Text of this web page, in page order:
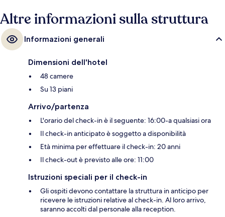
Altre informazioni sulla struttura
Informazioni generali
Dimensioni dell'hotel
48 camere
Su 13 piani
Arrivo/partenza
L'orario del check-in è il seguente: 16:00-a qualsiasi ora
Il check-in anticipato è soggetto a disponibilità
Età minima per effettuare il check-in: 20 anni
Il check-out è previsto alle ore: 11:00
Istruzioni speciali per il check-in
Gli ospiti devono contattare la struttura in anticipo per
ricevere le istruzioni relative al check-in. Al loro arrivo,
saranno accolti dal personale alla reception.